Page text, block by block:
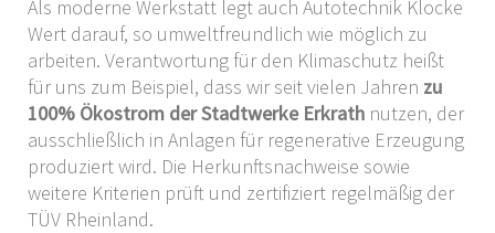
Als moderne Werkstatt legt auch Autotechnik Klocke
Wert darauf, so umweltfreundlich wie möglich zu
arbeiten. Verantwortung für den Klimaschutz heißt
für uns zum Beispiel, dass wir seit vielen Jahren zu
100% Ökostrom der Stadtwerke Erkrath nutzen, der
ausschließlich in Anlagen für regenerative Erzeugung
produziert wird. Die Herkunftsnachweise sowie
weitere Kriterien prüft und zertifiziert regelmäßig der
TÜV Rheinland.